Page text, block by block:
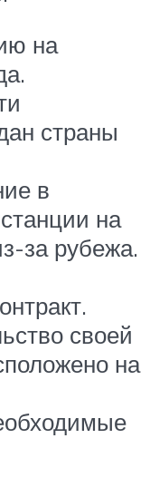
на
страны
в
на
за рубежа.
своей
на